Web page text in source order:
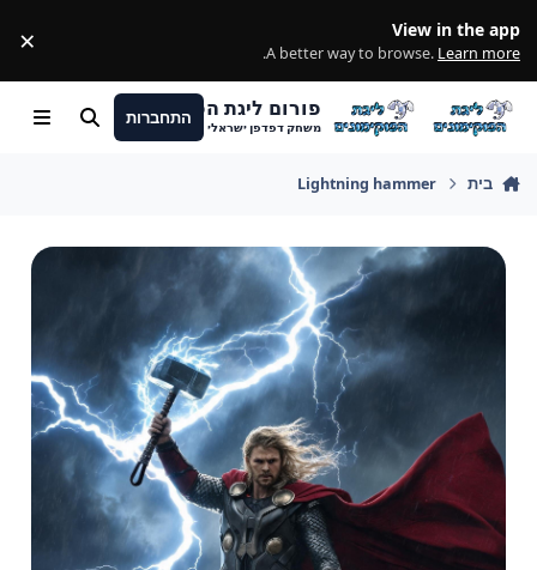
View in the app
A better way to browse. Learn more
.
×
פורום ליגת הפוקימונים
משחק דפדפן ישראלי
התחברות חיפוש Menu
בית Lightning hammer